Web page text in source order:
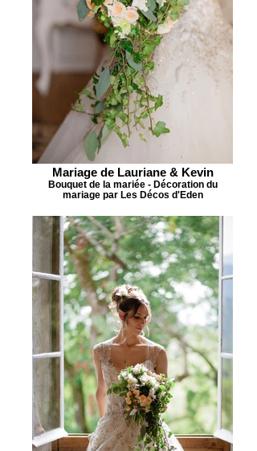
Mariage de Lauriane & Kevin
Bouquet de la mariée - Décoration du
mariage par Les Décos d'Eden